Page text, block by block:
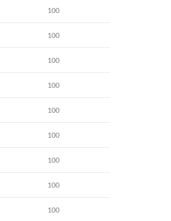
100
100
100
100
100
100
100
100
100